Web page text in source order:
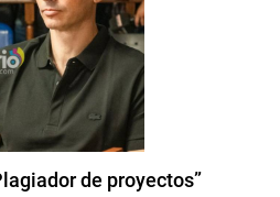
de proyectos”